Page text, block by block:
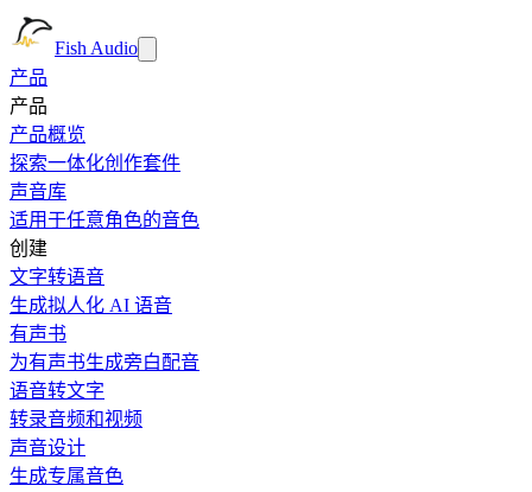
Fish Audio
产品
产品
产品概览
探索一体化创作套件
声音库
适用于任意角色的音色
创建
文字转语音
生成拟人化 AI 语音
有声书
为有声书生成旁白配音
语音转文字
转录音频和视频
声音设计
生成专属音色